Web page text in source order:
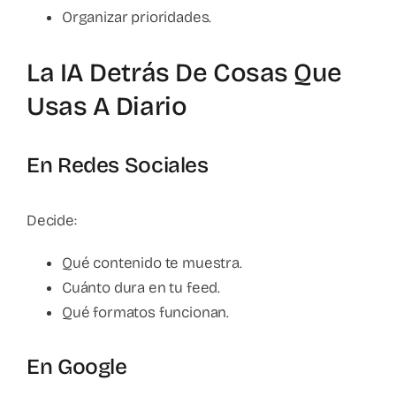
Organizar prioridades.
La IA Detrás De Cosas Que
Usas A Diario
En Redes Sociales
Decide:
Qué contenido te muestra.
Cuánto dura en tu feed.
Qué formatos funcionan.
En Google